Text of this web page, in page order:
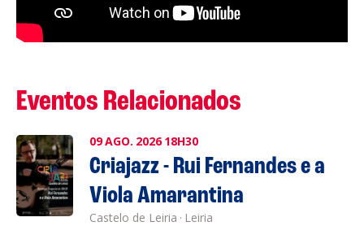
Eventos Relacionados
09AGO. 2026 18H30
Criajazz - Rui Fernandes e a
Viola Amarantina
Castelo de Leiria · Leiria